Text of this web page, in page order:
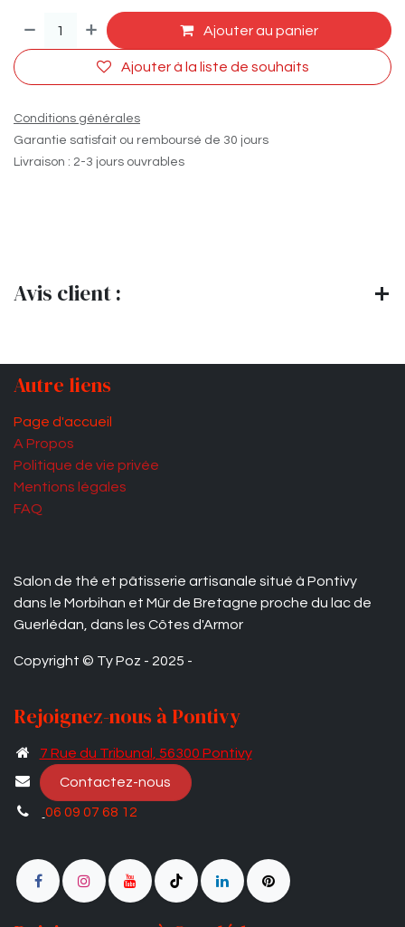
Ajouter au panier
Ajouter à la liste de souhaits
Conditions générales
Garantie satisfait ou remboursé de 30 jours
Livraison : 2-3 jours ouvrables
Avis client :
Autre liens
Page d'accueil
A Propos
Politique de vie privée
Mentions légales
FAQ
Salon de thé et pâtisserie artisanale situé à Pontivy
dans le Morbihan et Mûr de Bretagne proche du lac de
Guerlédan, dans les Côtes d'Armor
Copyright © Ty Poz - 2025 -
Rejoignez-nous à Pontivy
7 Rue du Tribunal​ , 56300 Pontivy
Contactez-nous
06 09 07 68 12